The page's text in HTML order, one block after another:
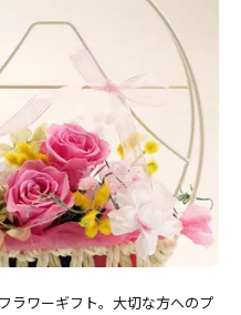
ラワーギフト。大切な方へのプ